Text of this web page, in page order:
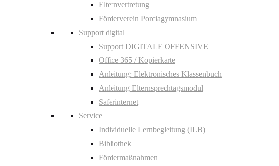
Elternvertretung
Förderverein Porciagymnasium
Support digital
Support DIGITALE OFFENSIVE
Office 365 / Kopierkarte
Anleitung: Elektronisches Klassenbuch
Anleitung Elternsprechtagsmodul
Saferinternet
Service
Individuelle Lernbegleitung (ILB)
Bibliothek
Fördermaßnahmen